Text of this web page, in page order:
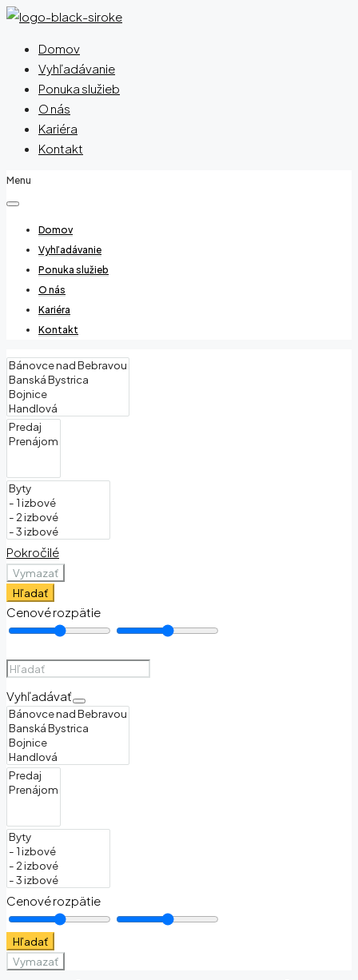
Domov
Vyhľadávanie
Ponuka služieb
O nás
Kariéra
Kontakt
Menu
Domov
Vyhľadávanie
Ponuka služieb
O nás
Kariéra
Kontakt
Pokročilé
Vymazať
Hľadať
Cenové rozpätie
Vyhľadávať
Cenové rozpätie
Hľadať
Vymazať